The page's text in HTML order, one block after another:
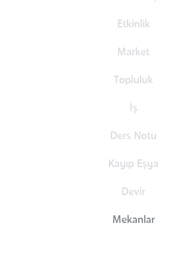
Etkinlik
Market
Topluluk
İş
Ders Notu
Kayıp Eşya
Devir
Mekanlar